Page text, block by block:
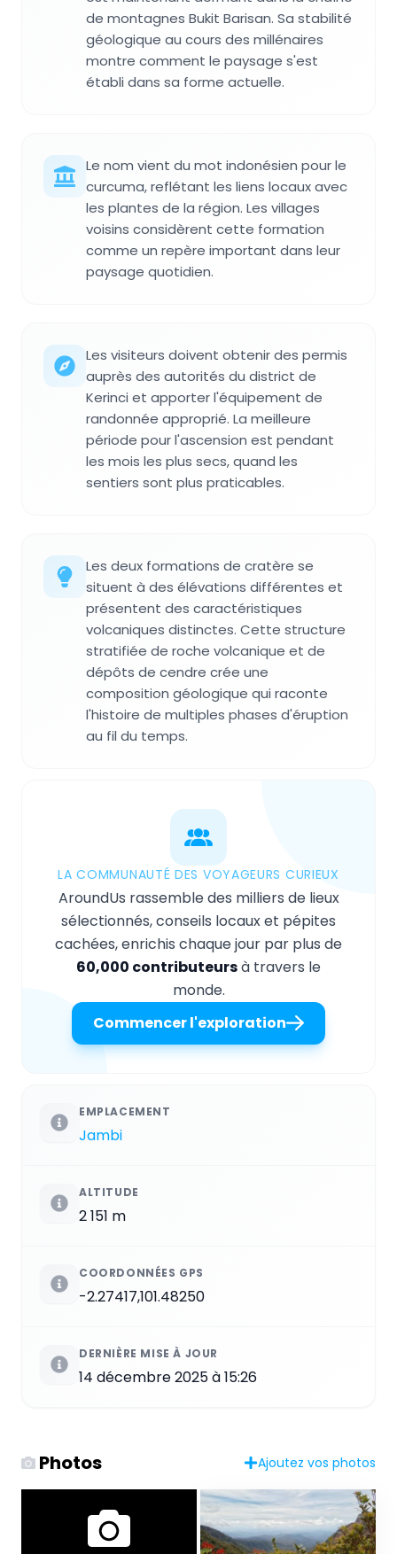
de montagnes Bukit Barisan. Sa stabilité
géologique au cours des millénaires
montre comment le paysage s'est
établi dans sa forme actuelle.
Le nom vient du mot indonésien pour le
curcuma, reflétant les liens locaux avec
les plantes de la région. Les villages
voisins considèrent cette formation
comme un repère important dans leur
paysage quotidien.
Les visiteurs doivent obtenir des permis
auprès des autorités du district de
Kerinci et apporter l'équipement de
randonnée approprié. La meilleure
période pour l'ascension est pendant
les mois les plus secs, quand les
sentiers sont plus praticables.
Les deux formations de cratère se
situent à des élévations différentes et
présentent des caractéristiques
volcaniques distinctes. Cette structure
stratifiée de roche volcanique et de
dépôts de cendre crée une
composition géologique qui raconte
l'histoire de multiples phases d'éruption
au fil du temps.
LA COMMUNAUTÉ DES VOYAGEURS CURIEUX
AroundUs rassemble des milliers de lieux
sélectionnés, conseils locaux et pépites
cachées, enrichis chaque jour par plus de
60,000 contributeursà travers le
monde.
Commencer l'exploration
EMPLACEMENT
Jambi
ALTITUDE
2 151 m
COORDONNÉES GPS
-2.27417,101.48250
DERNIÈRE MISE À JOUR
14 décembre 2025 à 15:26
Photos Ajoutez vos photos